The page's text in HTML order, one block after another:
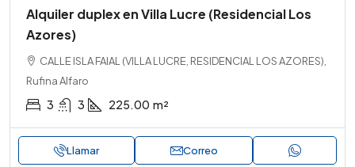
Alquiler duplex en Villa Lucre (Residencial Los
Azores)
CALLE ISLA FAIAL (VILLA LUCRE, RESIDENCIAL LOS AZORES),
Rufina Alfaro
3 3 225.00 m²
Llamar Correo